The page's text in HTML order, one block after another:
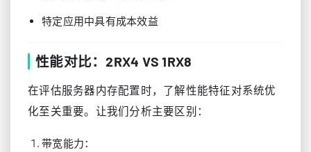
特定应用中具有成本效益
性能对比：2RX4 VS 1RX8
在评估服务器内存配置时，了解性能特征对系统优
化至关重要。让我们分析主要区别：
带宽能力：